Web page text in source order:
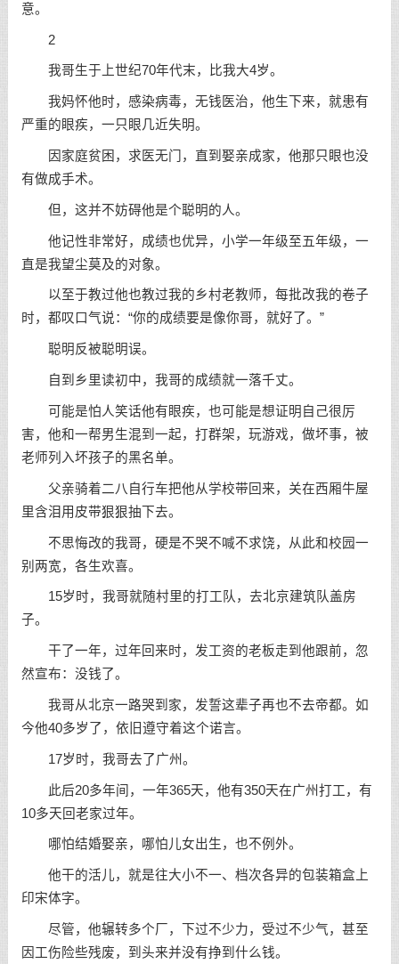
意。
2
我哥生于上世纪70年代末，比我大4岁。
我妈怀他时，感染病毒，无钱医治，他生下来，就患有
严重的眼疾，一只眼几近失明。
因家庭贫困，求医无门，直到娶亲成家，他那只眼也没
有做成手术。
但，这并不妨碍他是个聪明的人。
他记性非常好，成绩也优异，小学一年级至五年级，一
直是我望尘莫及的对象。
以至于教过他也教过我的乡村老教师，每批改我的卷子
时，都叹口气说：“你的成绩要是像你哥，就好了。”
聪明反被聪明误。
自到乡里读初中，我哥的成绩就一落千丈。
可能是怕人笑话他有眼疾，也可能是想证明自己很厉
害，他和一帮男生混到一起，打群架，玩游戏，做坏事，被
老师列入坏孩子的黑名单。
父亲骑着二八自行车把他从学校带回来，关在西厢牛屋
里含泪用皮带狠狠抽下去。
不思悔改的我哥，硬是不哭不喊不求饶，从此和校园一
别两宽，各生欢喜。
15岁时，我哥就随村里的打工队，去北京建筑队盖房
子。
干了一年，过年回来时，发工资的老板走到他跟前，忽
然宣布：没钱了。
我哥从北京一路哭到家，发誓这辈子再也不去帝都。如
今他40多岁了，依旧遵守着这个诺言。
17岁时，我哥去了广州。
此后20多年间，一年365天，他有350天在广州打工，有
10多天回老家过年。
哪怕结婚娶亲，哪怕儿女出生，也不例外。
他干的活儿，就是往大小不一、档次各异的包装箱盒上
印宋体字。
尽管，他辗转多个厂，下过不少力，受过不少气，甚至
因工伤险些残废，到头来并没有挣到什么钱。